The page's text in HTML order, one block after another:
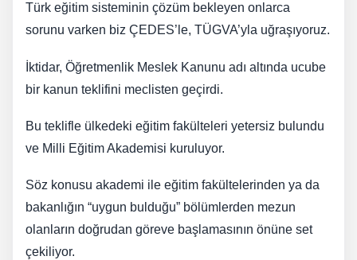
Türk eğitim sisteminin çözüm bekleyen onlarca
sorunu varken biz ÇEDES’le, TÜGVA’yla uğraşıyoruz.
İktidar, Öğretmenlik Meslek Kanunu adı altında ucube
bir kanun teklifini meclisten geçirdi.
Bu teklifle ülkedeki eğitim fakülteleri yetersiz bulundu
ve Milli Eğitim Akademisi kuruluyor.
Söz konusu akademi ile eğitim fakültelerinden ya da
bakanlığın “uygun bulduğu” bölümlerden mezun
olanların doğrudan göreve başlamasının önüne set
çekiliyor.